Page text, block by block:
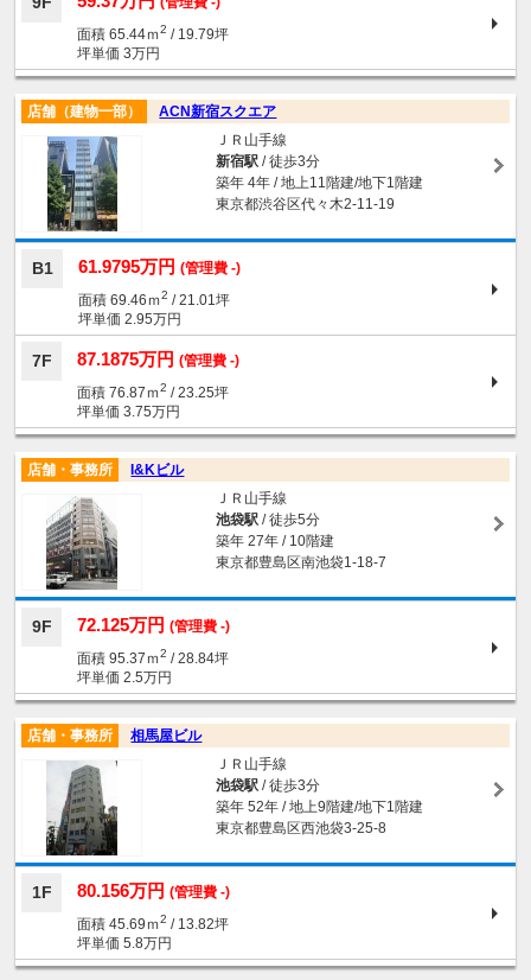
面積 65.44ｍ2 / 19.79坪
坪単価 3万円
店舗（建物一部）
ACN新宿スクエア
ＪＲ山手線
新宿駅/ 徒歩3分
築年 4年 / 地上11階建/地下1階建
東京都渋谷区代々木2-11-19
B1 61.9795万円 (管理費 -)
面積 69.46ｍ2 / 21.01坪
坪単価 2.95万円
7F 87.1875万円 (管理費 -)
面積 76.87ｍ2 / 23.25坪
坪単価 3.75万円
店舗・事務所
I&Kビル
ＪＲ山手線
池袋駅/ 徒歩5分
築年 27年 / 10階建
東京都豊島区南池袋1-18-7
9F 72.125万円 (管理費 -)
面積 95.37ｍ2 / 28.84坪
坪単価 2.5万円
店舗・事務所
相馬屋ビル
ＪＲ山手線
池袋駅/ 徒歩3分
築年 52年 / 地上9階建/地下1階建
東京都豊島区西池袋3-25-8
1F 80.156万円 (管理費 -)
面積 45.69ｍ2 / 13.82坪
坪単価 5.8万円